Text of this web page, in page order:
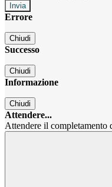
Errore
Chiudi
Successo
Chiudi
Informazione
Chiudi
Attendere...
Attendere il completamento